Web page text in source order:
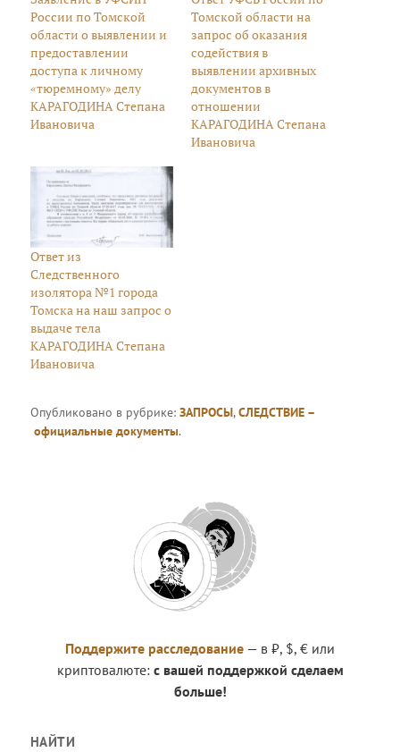
России по Томской
области о выявлении и
предоставлении
доступа к личному
«тюремному» делу
КАРАГОДИНА Степана
Ивановича
Томской области на
запрос об оказания
содействия в
выявлении архивных
документов в
отношении
КАРАГОДИНА Степана
Ивановича
Ответ из
Следственного
изолятора №1 города
Томска на наш запрос о
выдаче тела
КАРАГОДИНА Степана
Ивановича
Опубликовано в рубрике:ЗАПРОСЫ,СЛЕДСТВИЕ –
официальные документы.
Поддержите расследование — в ₽, $, € или
криптовалюте: с вашей поддержкой сделаем
больше!
НАЙТИ